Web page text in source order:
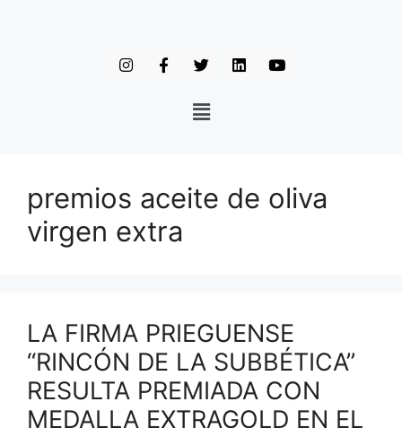
premios aceite de oliva
virgen extra
LA FIRMA PRIEGUENSE
“RINCÓN DE LA SUBBÉTICA”
RESULTA PREMIADA CON
MEDALLA EXTRAGOLD EN EL